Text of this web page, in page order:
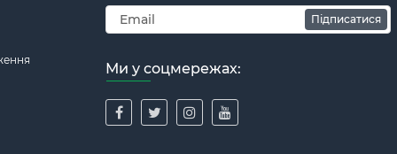
Підписатися
Ми у соцмережах: